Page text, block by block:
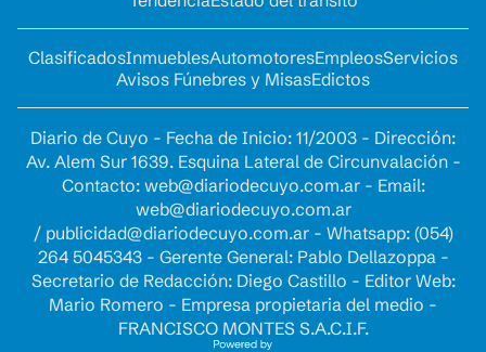
ClasificadosInmueblesAutomotoresEmpleosServicios
Avisos Fúnebres y MisasEdictos
Diario de Cuyo - Fecha de Inicio: 11/2003 - Dirección:
Av. Alem Sur 1639. Esquina Lateral de Circunvalación -
Contacto: web@diariodecuyo.com.ar- Email:
web@diariodecuyo.com.ar
/ publicidad@diariodecuyo.com.ar- Whatsapp: (054)
264 5045343 - Gerente General: Pablo Dellazoppa -
Secretario de Redacción: Diego Castillo - Editor Web:
Mario Romero - Empresa propietaria del medio -
FRANCISCO MONTES S.A.C.I.F.